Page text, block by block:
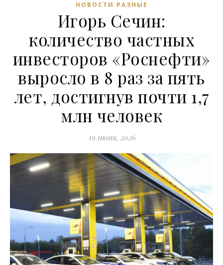
НОВОСТИ РАЗНЫЕ
Игорь Сечин:
количество частных
инвесторов «Роснефти»
выросло в 8 раз за пять
лет, достигнув почти 1,7
млн человек
19 июня, 2026